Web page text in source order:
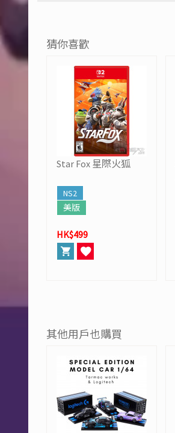
猜你喜歡
Star Fox 星際火狐
NS2
美版
HK$499
其他用戶也購買